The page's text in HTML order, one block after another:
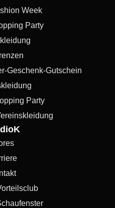
Week
Party
Geschenk-Gutschein
Party